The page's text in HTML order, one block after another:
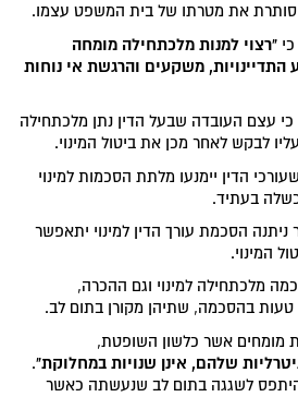
סותרת את מטרתו של בית המשפט עצמו.
"רצוי למנות מלכתחילה מומחה
משקעים והרגשת אי נוחות
עצם העובדה שבעל הדין נתן מלכתחילה
לבקש לאחר מכן את ביטול המינוי.
הדין יימנעו מלתת הסכמות למינוי
בעתיד.
הסכמת עורך הדין למינוי יתאפשר
המינוי.
מלכתחילה למינוי וגם ההכרה,
טעות בהסכמה, שתיהן מקורן בתום לב.
מומחים אשר כלשון השופטת,
שלהם, אינן שנויות במחלוקת".
לשגגה בתום לב שנעשתה כאשר